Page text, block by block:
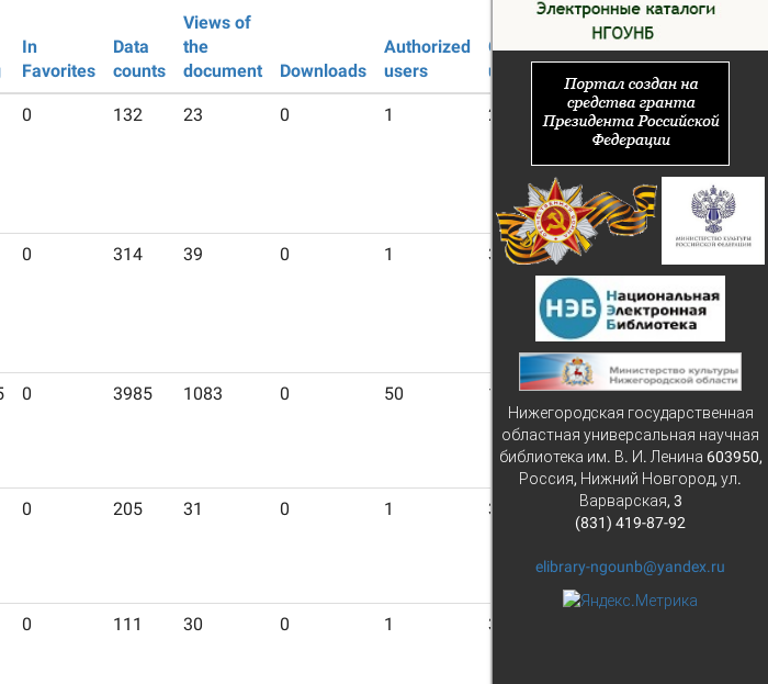
In
Favorites
Data
counts
Views of
the
document
Downloads
Authorized
users
Guest
users
0 132 23 0 1 23
0 314 39 0 1 39
0 3985 1083 0 50 1083
0 205 31 0 1 31
0 111 30 0 1 30
Нижегородская государственная
областная универсальная научная
библиотека им. В. И. Ленина 603950,
Россия, Нижний Новгород, ул.
Варварская, 3
(831) 419-87-92
elibrary-ngounb@yandex.ru